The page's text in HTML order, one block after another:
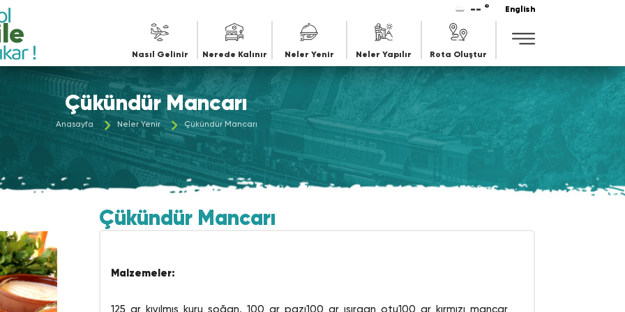
-- ° English
Nasıl Gelinir Nerede Kalınır Neler Yenir Neler Yapılır Rota Oluştur
Çükündür Mancarı
Anasayfa Neler Yenir Çükündür Mancarı
Çükündür Mancarı
Malzemeler:
125 gr kıyılmış kuru soğan, 100 gr pazı100 gr ısırgan otu100 gr kırmızı mancar